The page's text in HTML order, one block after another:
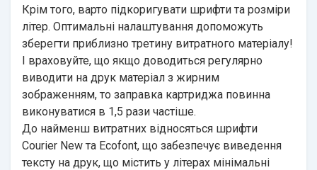
Крім того, варто підкоригувати шрифти та розміри
літер. Оптимальні налаштування допоможуть
зберегти приблизно третину витратного матеріалу!
І враховуйте, що якщо доводиться регулярно
виводити на друк матеріал з жирним
зображенням, то заправка картриджа повинна
виконуватися в 1,5 рази частіше.
До найменш витратних відносяться шрифти
Courier New та Ecofont, що забезпечує виведення
тексту на друк, що містить у літерах мінімальні